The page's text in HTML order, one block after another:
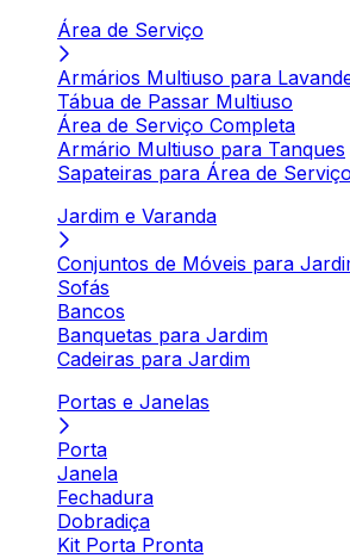
Área de Serviço
Armários Multiuso para
Tábua de Passar Multiuso
Área de Serviço Completa
Armário Multiuso para Tanques
Sapateiras para Área de Serviço
Jardim e Varanda
Conjuntos de Móveis para
Sofás
Bancos
Banquetas para Jardim
Cadeiras para Jardim
Portas e Janelas
Porta
Janela
Fechadura
Dobradiça
Kit Porta Pronta